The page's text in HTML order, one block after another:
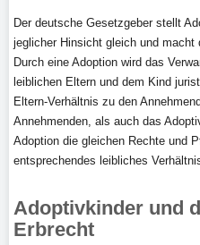
Der deutsche Gesetzgeber stellt
jeglicher Hinsicht gleich und
Durch eine Adoption wird das
leiblichen Eltern und dem Kind
Eltern-Verhältnis zu den
Annehmenden, als auch das
Adoption die gleichen Rechte und
entsprechendes leibliches
Adoptivkinder und
Erbrecht